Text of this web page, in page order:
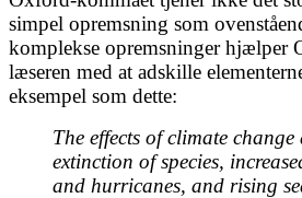
simpel opremsning som
komplekse opremsninger hjælper
læseren med at adskille
eksempel som dette:
The effects of climate change
extinction of species,
and hurricanes, and rising